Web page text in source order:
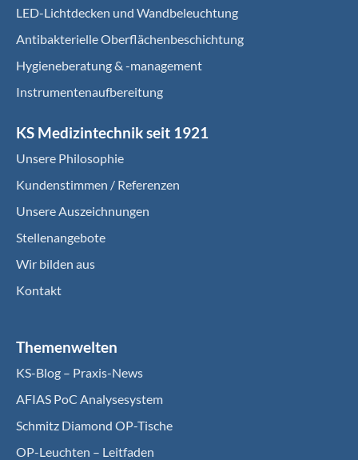
LED-Lichtdecken und Wandbeleuchtung
Antibakterielle Oberflächenbeschichtung
Hygieneberatung & -management
Instrumentenaufbereitung
KS Medizintechnik seit 1921
Unsere Philosophie
Kundenstimmen / Referenzen
Unsere Auszeichnungen
Stellenangebote
Wir bilden aus
Kontakt
Themenwelten
KS-Blog – Praxis-News
AFIAS PoC Analysesystem
Schmitz Diamond OP-Tische
OP-Leuchten – Leitfaden